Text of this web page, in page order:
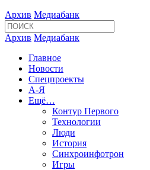
Архив Медиабанк
Архив Медиабанк
Главное
Новости
Спецпроекты
А-Я
Ещё…
Контур Первого
Технологии
Люди
История
Синхроинфотрон
Игры